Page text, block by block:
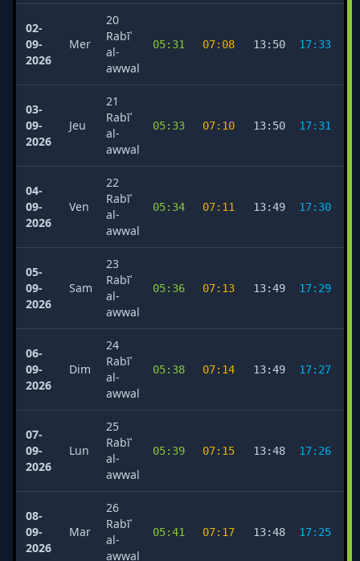
02-
09-
2026
Mer
20
Rabīʿ
al-
awwal
05:31 07:08 13:50 17:33
03-
09-
2026
Jeu
21
Rabīʿ
al-
awwal
05:33 07:10 13:50 17:31
04-
09-
2026
Ven
22
Rabīʿ
al-
awwal
05:34 07:11 13:49 17:30
05-
09-
2026
Sam
23
Rabīʿ
al-
awwal
05:36 07:13 13:49 17:29
06-
09-
2026
Dim
24
Rabīʿ
al-
awwal
05:38 07:14 13:49 17:27
07-
09-
2026
Lun
25
Rabīʿ
al-
awwal
05:39 07:15 13:48 17:26
08-
09-
2026
Mar
26
Rabīʿ
al-
awwal
05:41 07:17 13:48 17:25